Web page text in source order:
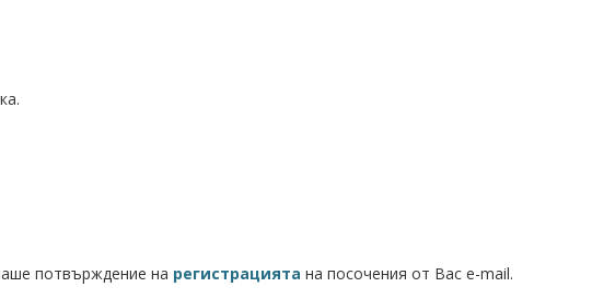
потвърждение на регистрацията на посочения от Вас e-mail.